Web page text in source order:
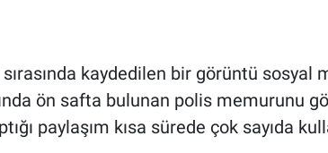
kaydedilen bir görüntü sosyal
ön safta bulunan polis memurunu
paylaşım kısa sürede çok sayıda